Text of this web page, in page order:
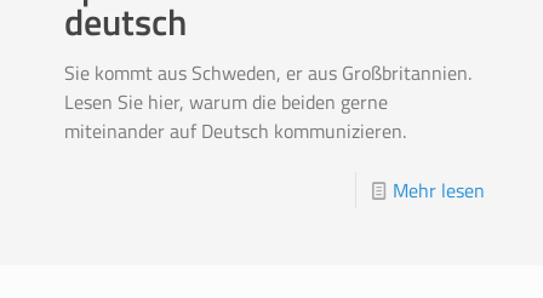
deutsch
Sie kommt aus Schweden, er aus Großbritannien.
Lesen Sie hier, warum die beiden gerne
miteinander auf Deutsch kommunizieren.
Mehr lesen